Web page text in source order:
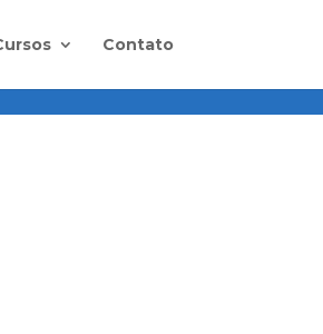
Contato